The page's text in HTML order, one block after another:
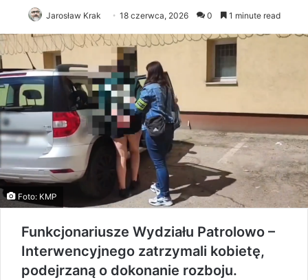
Jarosław Krak 18 czerwca, 2026 0 1 minute read
Foto: KMP
Funkcjonariusze Wydziału Patrolowo –
Interwencyjnego zatrzymali kobietę,
podejrzaną o dokonanie rozboju.